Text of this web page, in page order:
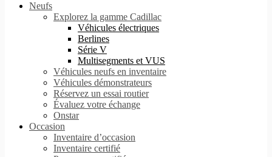
Neufs
Explorez la gamme Cadillac
Véhicules électriques
Berlines
Série V
Multisegments et VUS
Véhicules neufs en inventaire
Véhicules démonstrateurs
Réservez un essai routier
Évaluez votre échange
Onstar
Occasion
Inventaire d’occasion
Inventaire certifié